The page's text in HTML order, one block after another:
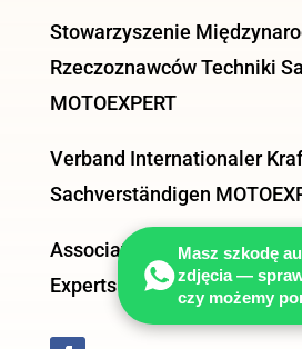
Stowarzyszenie
Rzeczoznawców Techniki
MOTOEXPERT
Verband Internationaler
Sachverständigen
Association of International
Experts MOTOEXPERT
Masz szkodę
zdjęcia —
czy możemy